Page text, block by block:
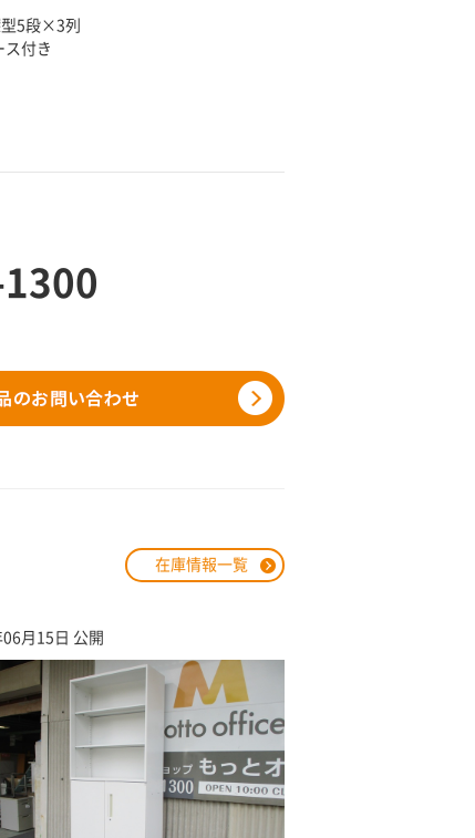
型5段×3列
ス付き
在庫情報一覧
月15日 公開